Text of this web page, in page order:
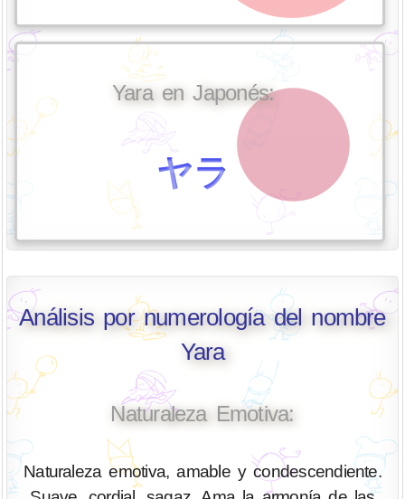
Yara en Japonés:
ヤラ
Análisis por numerología del nombre
Yara
Naturaleza Emotiva:
Naturaleza emotiva, amable y condescendiente.